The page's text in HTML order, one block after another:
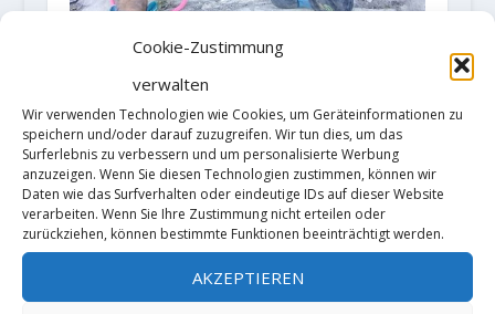
Cookie-Zustimmung
verwalten
Wir verwenden Technologien wie Cookies, um Geräteinformationen zu
speichern und/oder darauf zuzugreifen. Wir tun dies, um das
Surferlebnis zu verbessern und um personalisierte Werbung
anzuzeigen. Wenn Sie diesen Technologien zustimmen, können wir
Daten wie das Surfverhalten oder eindeutige IDs auf dieser Website
verarbeiten. Wenn Sie Ihre Zustimmung nicht erteilen oder
zurückziehen, können bestimmte Funktionen beeinträchtigt werden.
AKZEPTIEREN
Jorge Diaz-Rullo Calvo sends
„Biographie“ (9a+)
16. Juli 2019